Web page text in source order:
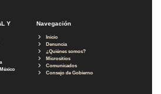
Y
Navegación
Inicio
Denuncia
¿Quiénes somos?
Micrositios
Comunicados
Consejo de Gobierno